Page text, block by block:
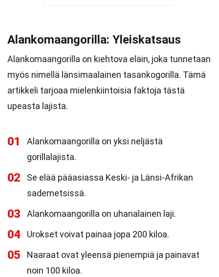
Alankomaangorilla: Yleiskatsaus
Alankomaangorilla on kiehtova eläin, joka tunnetaan
myös nimellä länsimaalainen tasankogorilla. Tämä
artikkeli tarjoaa mielenkiintoisia faktoja tästä
upeasta lajista.
01
Alankomaangorilla on yksi neljästä
gorillalajista.
02
Se elää pääasiassa Keski- ja Länsi-Afrikan
sademetsissä.
03 Alankomaangorilla on uhanalainen laji.
04 Urokset voivat painaa jopa 200 kiloa.
05
Naaraat ovat yleensä pienempiä ja painavat
noin 100 kiloa.